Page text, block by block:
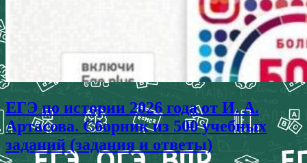
ЕГЭ по истории 2026 года от И. А.
Артасова. Сборник из 500 учебных
заданий (задания и ответы)